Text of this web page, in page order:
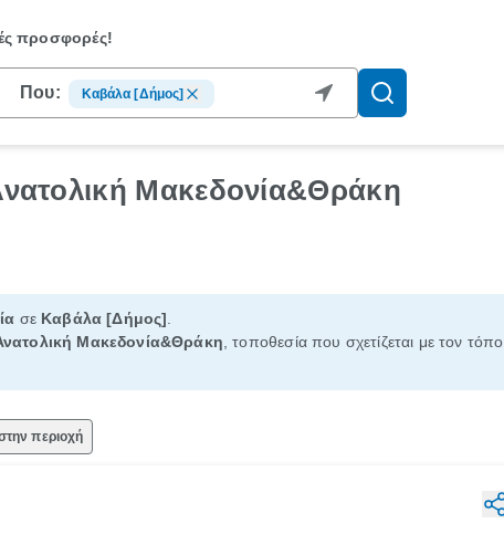
προσφορές!
Που: Καβάλα [Δήμος]
Μακεδονία&Θράκη
σε Καβάλα [Δήμος]
Μακεδονία&Θράκη , τοποθεσία που σχετίζεται με τον τόπο,
περιοχή